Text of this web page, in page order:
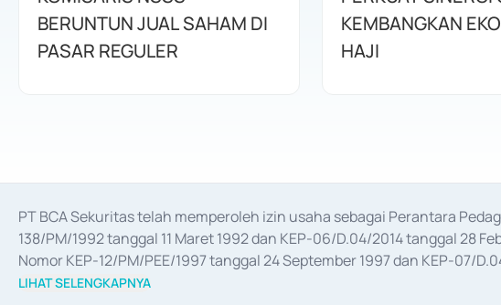
BERUNTUN JUAL SAHAM DI
PASAR REGULER
KEMBANGKAN
HAJI
PT BCA Sekuritas telah memperoleh izin usaha sebagai Perantara
138/PM/1992 tanggal 11 Maret 1992 dan KEP-06/D.04/2014 tanggal 28
Nomor KEP-12/PM/PEE/1997 tanggal 24 September 1997 dan KEP-07/
merger, akuisisi, divestasi, dan
LIHAT SELENGKAPNYA